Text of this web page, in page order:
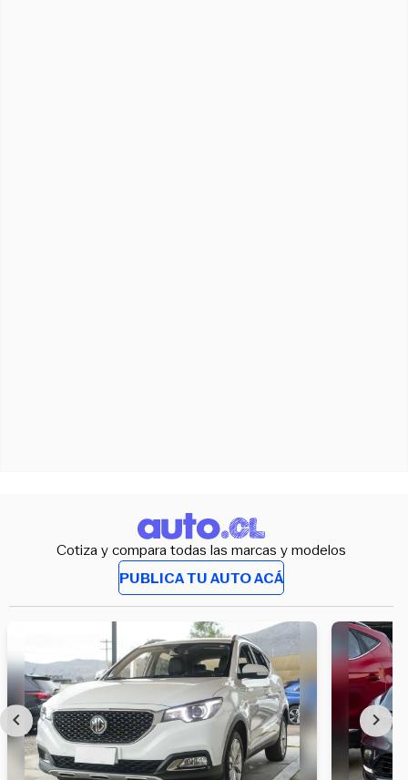
Cotiza y compara todas las marcas y modelos
PUBLICA TU AUTO ACÁ